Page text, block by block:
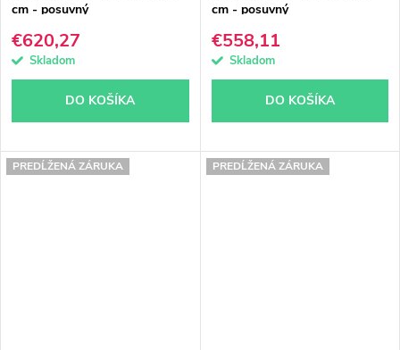
cm - posuvný
€620,27
Skladom
DO KOŠÍKA
cm - posuvný
€558,11
Skladom
DO KOŠÍKA
PREDĹŽENÁ ZÁRUKA PREDĹŽENÁ ZÁRUKA